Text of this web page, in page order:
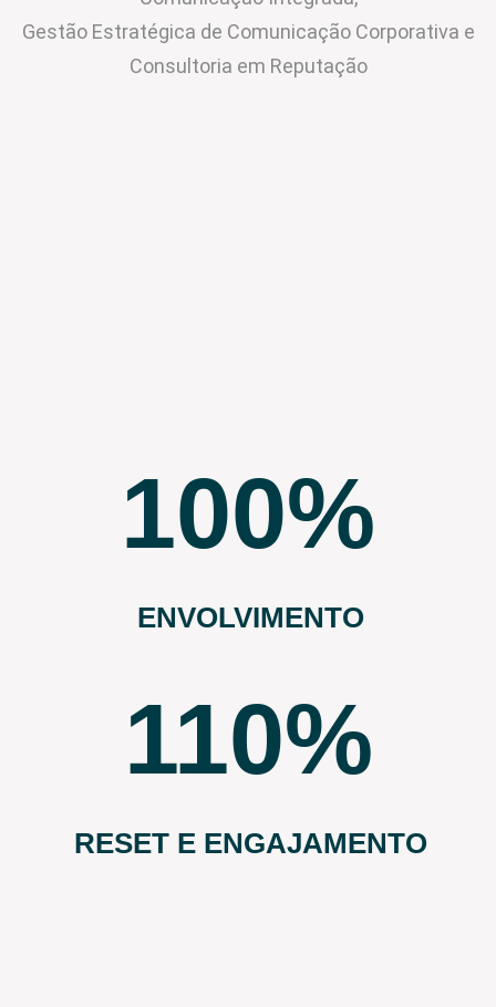
Gestão Estratégica de Comunicação Corporativa e
Consultoria em Reputação
100
ENVOLVIMENTO
110
RESET E ENGAJAMENTO